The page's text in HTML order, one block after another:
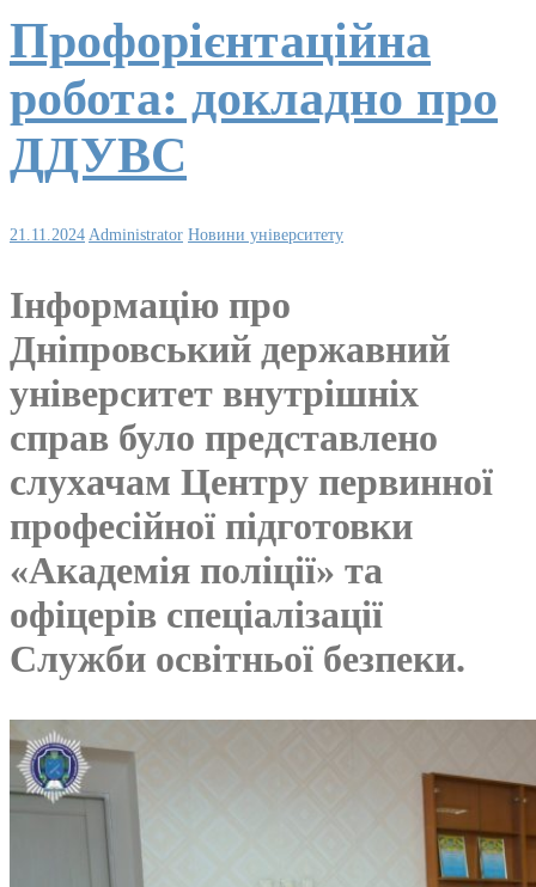
Профорієнтаційна
робота: докладно про
ДДУВС
21.11.2024 Administrator Новини університету
Інформацію про
Дніпровський державний
університет внутрішніх
справ було представлено
слухачам Центру первинної
професійної підготовки
«Академія поліції» та
офіцерів спеціалізації
Служби освітньої безпеки.